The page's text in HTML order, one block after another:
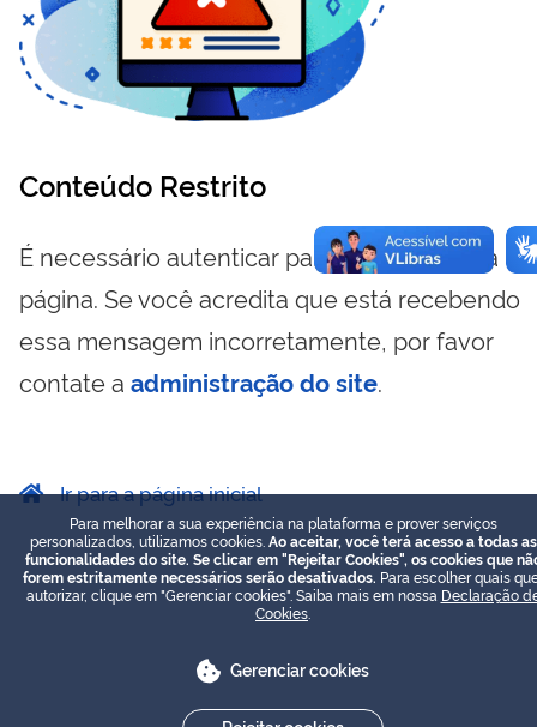
Conteúdo Restrito
É necessário autenticar para visualizar essa
página. Se você acredita que está recebendo
essa mensagem incorretamente, por favor
contate a administração do site.
Ir para a página inicial
Para melhorar a sua experiência na plataforma e prover serviços
personalizados, utilizamos cookies. Ao aceitar, você terá acesso a todas as
funcionalidades do site. Se clicar em "Rejeitar Cookies", os cookies que
forem estritamente necessários serão desativados. Para escolher quais
autorizar, clique em "Gerenciar cookies". Saiba mais em nossa Declaração
Cookies
Gerenciar cookies